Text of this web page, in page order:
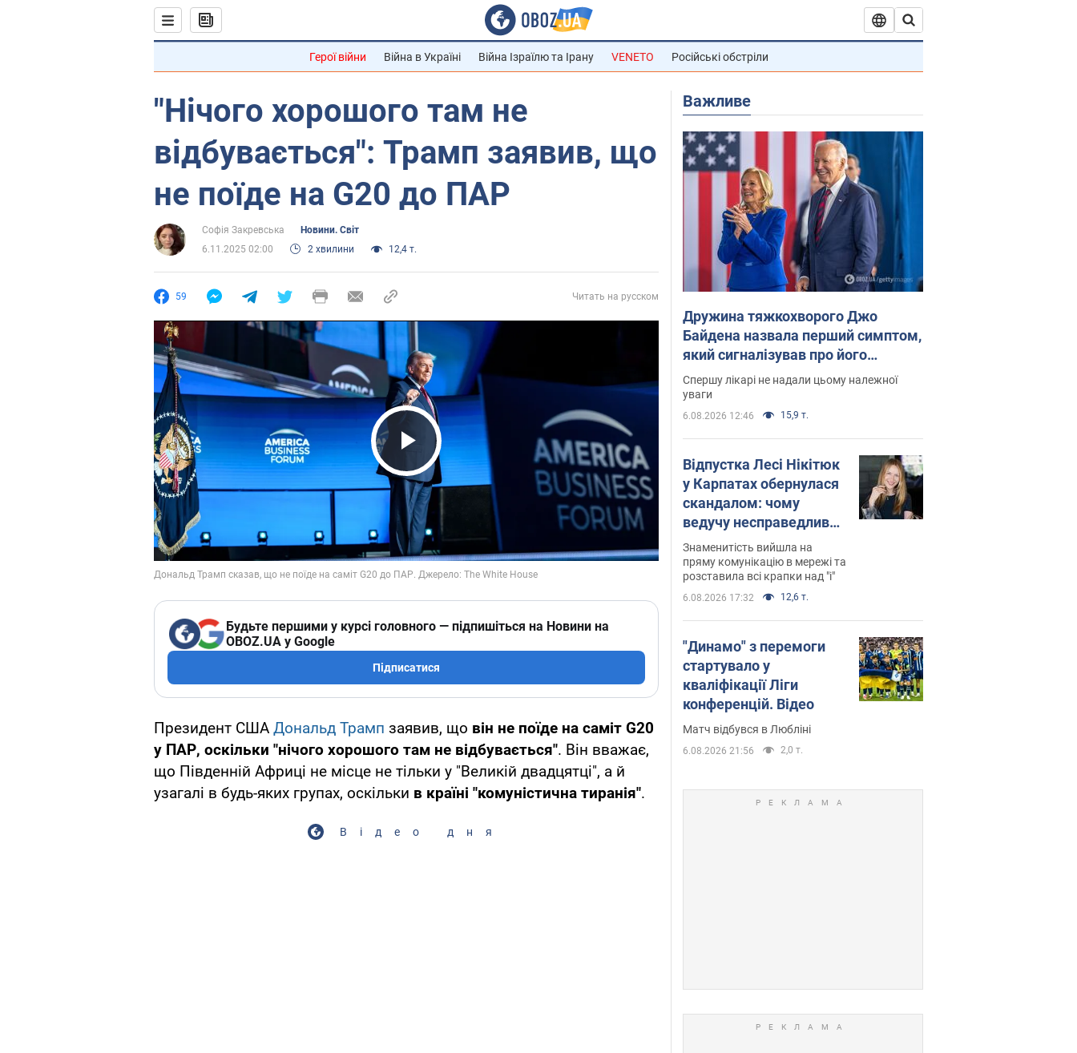
Герої війни Війна в Україні Війна Ізраїлю та Ірану VENETO Російські обстріли
"Нічого хорошого там не
відбувається": Трамп заявив, що
не поїде на G20 до ПАР
Софія Закревська
Новини. Світ
6.11.2025 02:00
2 хвилини 12,4 т.
59 Читать на русском
Play Video
Будьте першими у курсі головного — підпишіться на Новини на
OBOZ.UA у Google
Підписатися
Президент США Дональд Трамп заявив, що він не поїде на саміт G20
у ПАР, оскільки "нічого хорошого там не відбувається". Він вважає,
що Південній Африці не місце не тільки у "Великій двадцятці", а й
узагалі в будь-яких групах, оскільки в країні "комуністична тиранія".
Відео дня
Важливе
Дружина тяжкохворого Джо
Байдена назвала перший симптом,
який сигналізував про його
"агресивний" рак
Спершу лікарі не надали цьому належної
уваги
6.08.2026 12:46 15,9 т.
Відпустка Лесі Нікітюк
у Карпатах обернулася
скандалом: чому
ведучу несправедливо
захейтили
Знаменитість вийшла на
пряму комунікацію в мережі та
розставила всі крапки над "і"
6.08.2026 17:32 12,6 т.
"Динамо" з перемоги
стартувало у
кваліфікації Ліги
конференцій. Відео
Матч відбувся в Любліні
6.08.2026 21:56 2,0 т.